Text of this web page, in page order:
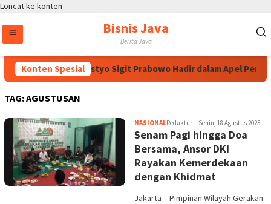
Loncat ke konten
Bisnis Java
Berita Java
Konten Spesial
Kapolri Jenderal Listyo Sigit Prabowo Hadir dalam Apel
TAG:AGUSTUSAN
NASIONALRedaktur Senin, 18 Agustus 2025
Senam Pagi hingga Doa
Bersama, Ansor DKI
Rayakan Kemerdekaan
dengan Khidmat
Jakarta – Pimpinan Wilayah Gerakan